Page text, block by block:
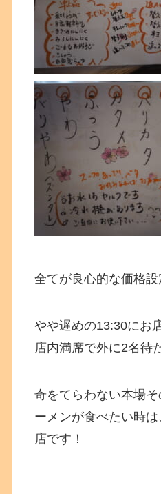
全てが良心的な価格設
やや遅めの13:30にお
店内満席で外に2名待
奇をてらわない本場
ーメンが食べたい時
店です！